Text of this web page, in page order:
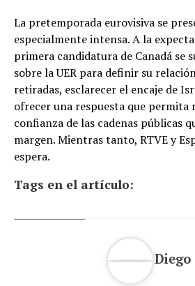
La pretemporada eurovisiva se
especialmente intensa. A la
primera candidatura de Canadá se
sobre la UER para definir su
retiradas, esclarecer el encaje de
ofrecer una respuesta que permita
confianza de las cadenas públicas
margen. Mientras tanto, RTVE y
espera.
Tags en el artículo:
Diego